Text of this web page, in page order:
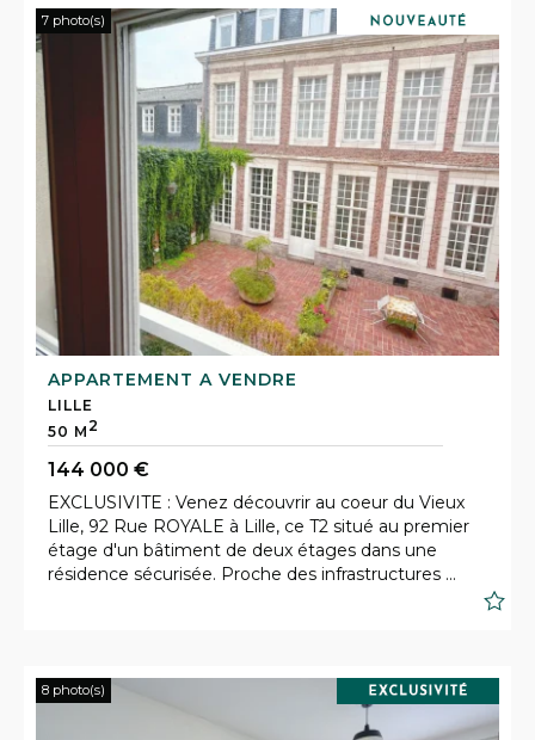
7 photo(s)
APPARTEMENT A VENDRE
LILLE
50 M2
144 000 €
EXCLUSIVITE : Venez découvrir au coeur du Vieux
Lille, 92 Rue ROYALE à Lille, ce T2 situé au premier
étage d'un bâtiment de deux étages dans une
résidence sécurisée. Proche des infrastructures ...
8 photo(s)